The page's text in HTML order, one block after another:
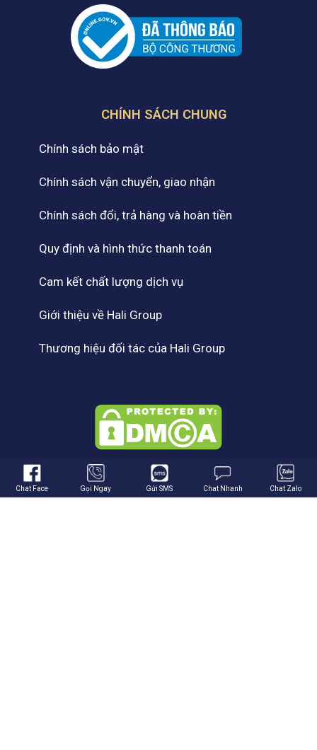
CHÍNH SÁCH CHUNG
Chính sách bảo mật
Chính sách vận chuyển, giao nhận
Chính sách đổi, trả hàng và hoàn tiền
Quy định và hình thức thanh toán
Cam kết chất lượng dịch vụ
Giới thiệu về Hali Group
Thương hiệu đối tác của Hali Group
THEO DÕI CHÚNG TÔI
Chat Face Gọi Ngay Gửi SMS Chat Nhanh Chat Zalo